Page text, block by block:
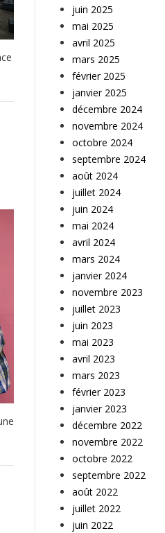
juin 2025
mai 2025
avril 2025
mars 2025
février 2025
janvier 2025
décembre 2024
novembre 2024
octobre 2024
septembre 2024
août 2024
juillet 2024
juin 2024
mai 2024
avril 2024
mars 2024
janvier 2024
novembre 2023
juillet 2023
juin 2023
mai 2023
avril 2023
mars 2023
février 2023
janvier 2023
décembre 2022
novembre 2022
octobre 2022
septembre 2022
août 2022
juillet 2022
juin 2022